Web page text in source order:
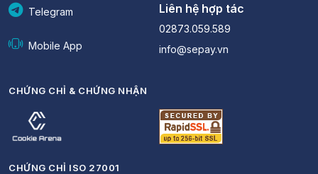
Telegram
Mobile App
Liên hệ hợp tác
02873.059.589
info@sepay.vn
CHỨNG CHỈ & CHỨNG NHẬN
CHỨNG CHỈ ISO 27001